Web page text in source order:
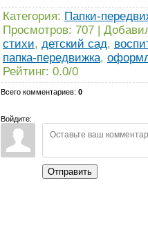
Категория: Папки-
Просмотров: 707
стихи, детский сад,
папка-передвижка,
Рейтинг: 0.0/0
Всего комментариев: 0
Войдите:
Отправить